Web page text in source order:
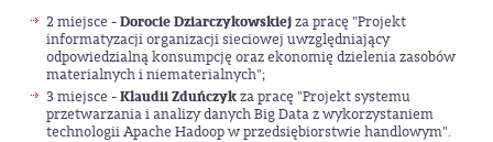
2 miejsce -Dorocie Dziarczykowskiejza pracę "Projekt
informatyzacji organizacji sieciowej uwzględniający
odpowiedzialną konsumpcję oraz ekonomię dzielenia zasobów
materialnych i niematerialnych";
3 miejsce -Klaudii Zduńczykza pracę "Projekt systemu
przetwarzania i analizy danych Big Data z wykorzystaniem
technologii Apache Hadoop w przedsiębiorstwie handlowym".